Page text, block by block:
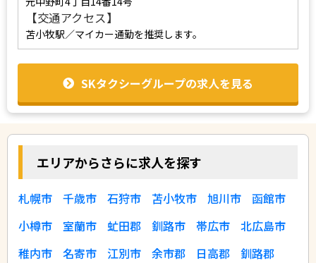
【交通アクセス】
苫小牧駅／マイカー通勤を推奨します。
SKタクシーグループの求人を見る
エリアからさらに求人を探す
札幌市 千歳市 石狩市 苫小牧市 旭川市
函館市
小樽市
室蘭市 虻田郡 釧路市 帯広市
北広島市
稚内市
名寄市 江別市 余市郡 日高郡
釧路郡